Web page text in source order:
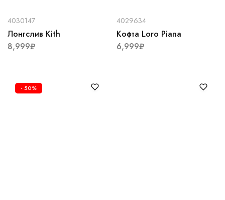
4030147
Лонгслив Kith
8,999₽
4029634
Кофта Loro Piana
6,999₽
- 50%